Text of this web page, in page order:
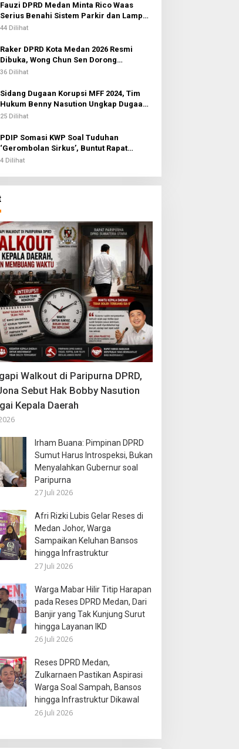
Fauzi DPRD Medan Minta Rico Waas
Serius Benahi Sistem Parkir dan Lampu
Jalan yang Padam
44 Dilihat
Raker DPRD Kota Medan 2026 Resmi
Dibuka, Wong Chun Sen Dorong
Transformasi Digital
36 Dilihat
Sidang Dugaan Korupsi MFF 2024, Tim
Hukum Benny Nasution Ungkap Dugaan
Cacat Hukum LHP Inspektorat
25 Dilihat
PDIP Somasi KWP Soal Tuduhan
‘Gerombolan Sirkus’, Buntut Rapat
Komisi II Dipimpin Sufmi Dasco Ahmad
4 Dilihat
Walkout di Paripurna DPRD,
Sebut Hak Bobby Nasution
Kepala Daerah
Irham Buana: Pimpinan DPRD
Sumut Harus Introspeksi, Bukan
Menyalahkan Gubernur soal
Paripurna
27 Juli 2026
Afri Rizki Lubis Gelar Reses di
Medan Johor, Warga
Sampaikan Keluhan Bansos
hingga Infrastruktur
27 Juli 2026
Warga Mabar Hilir Titip Harapan
pada Reses DPRD Medan, Dari
Banjir yang Tak Kunjung Surut
hingga Layanan IKD
26 Juli 2026
Reses DPRD Medan,
Zulkarnaen Pastikan Aspirasi
Warga Soal Sampah, Bansos
hingga Infrastruktur Dikawal
26 Juli 2026